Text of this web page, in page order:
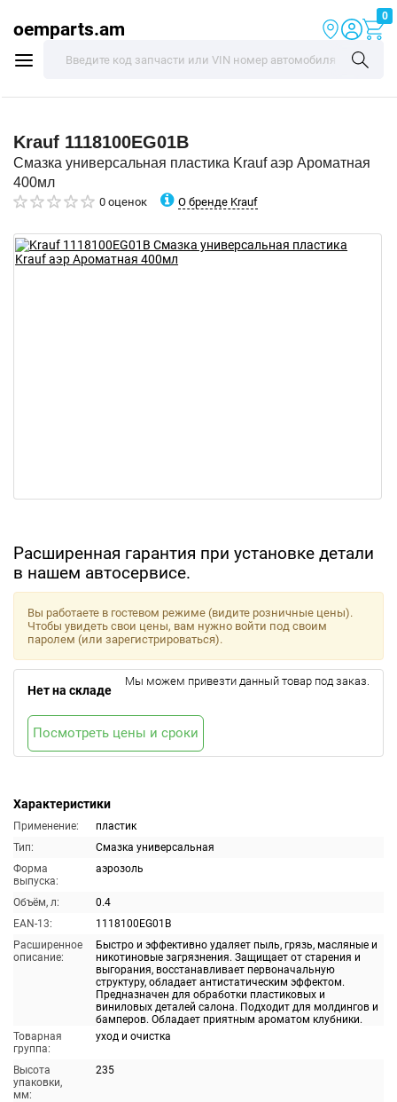
oemparts.am
0
Krauf 1118100EG01B
Смазка универсальная пластика Krauf аэр Ароматная
400мл
0 оценок О бренде Krauf
Расширенная гарантия при установке детали
в нашем автосервисе.
Характеристики
Применение:
пластик
Тип:
Смазка универсальная
Форма
выпуска:
аэрозоль
Объём, л:
0.4
EAN-13:
1118100EG01B
Расширенное
описание:
Быстро и эффективно удаляет пыль, грязь, масляные и
никотиновые загрязнения. Защищает от старения и
выгорания, восстанавливает первоначальную
структуру, обладает антистатическим эффектом.
Предназначен для обработки пластиковых и
виниловых деталей салона. Подходит для молдингов и
бамперов. Обладает приятным ароматом клубники.
Товарная
группа:
уход и очистка
Высота
упаковки,
мм:
235
Вы работаете в гостевом режиме (видите розничные цены).
Чтобы увидеть свои цены, вам нужно войти под своим
паролем (или зарегистрироваться).
Нет на складе
Мы можем привезти данный товар под заказ.
Посмотреть цены и сроки